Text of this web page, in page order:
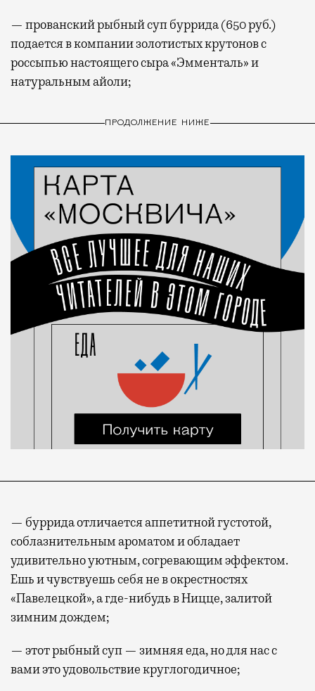
— прованский рыбный суп буррида (650 руб.)
подается в компании золотистых крутонов с
россыпью настоящего сыра «Эмменталь» и
натуральным айоли;
ПРОДОЛЖЕНИЕ НИЖЕ
— буррида отличается аппетитной густотой,
соблазнительным ароматом и обладает
удивительно уютным, согревающим эффектом.
Ешь и чувствуешь себя не в окрестностях
«Павелецкой», а где-нибудь в Ницце, залитой
зимним дождем;
— этот рыбный суп — зимняя еда, но для нас с
вами это удовольствие круглогодичное;